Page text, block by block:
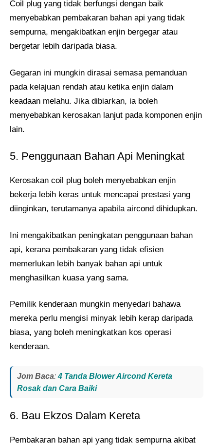
Coil plug yang tidak berfungsi dengan baik
menyebabkan pembakaran bahan api yang tidak
sempurna, mengakibatkan enjin bergegar atau
bergetar lebih daripada biasa.
Gegaran ini mungkin dirasai semasa pemanduan
pada kelajuan rendah atau ketika enjin dalam
keadaan melahu. Jika dibiarkan, ia boleh
menyebabkan kerosakan lanjut pada komponen enjin
lain.
5. Penggunaan Bahan Api Meningkat
Kerosakan coil plug boleh menyebabkan enjin
bekerja lebih keras untuk mencapai prestasi yang
diinginkan, terutamanya apabila aircond dihidupkan.
Ini mengakibatkan peningkatan penggunaan bahan
api, kerana pembakaran yang tidak efisien
memerlukan lebih banyak bahan api untuk
menghasilkan kuasa yang sama.
Pemilik kenderaan mungkin menyedari bahawa
mereka perlu mengisi minyak lebih kerap daripada
biasa, yang boleh meningkatkan kos operasi
kenderaan.
Jom Baca:4 Tanda Blower Aircond Kereta
Rosak dan Cara Baiki
6. Bau Ekzos Dalam Kereta
Pembakaran bahan api yang tidak sempurna akibat